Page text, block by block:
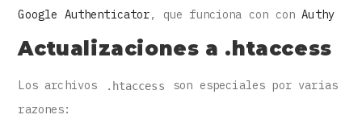
Google Authenticator, que funciona con conAuthy
Actualizaciones a .htaccess
Los archivos .htaccess
son especiales por varias
razones: